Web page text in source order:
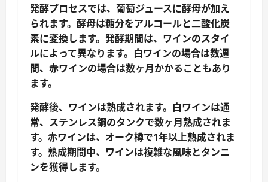
発酵プロセスでは、葡萄ジュースに酵母が加え
られます。酵母は糖分をアルコールと二酸化炭
素に変換します。発酵期間は、ワインのスタイ
ルによって異なります。白ワインの場合は数週
間、赤ワインの場合は数ヶ月かかることもあり
ます。
発酵後、ワインは熟成されます。白ワインは通
常、ステンレス鋼のタンクで数ヶ月熟成されま
す。赤ワインは、オーク樽で1年以上熟成されま
す。熟成期間中、ワインは複雑な風味とタンニ
ンを獲得します。